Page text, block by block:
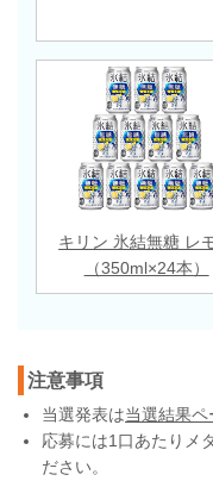
キリン 氷結無糖 レ
（350ml×24本）
注意事項
当選発表は当選結果ペ
応募には1口あたりメ
ださい。